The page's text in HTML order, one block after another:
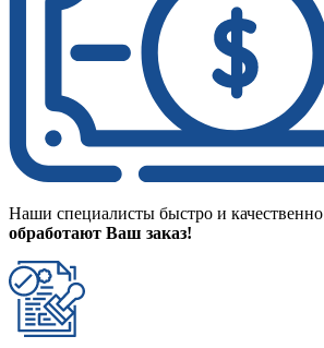
Наши специалисты быстро и качественно
обработают Ваш заказ!